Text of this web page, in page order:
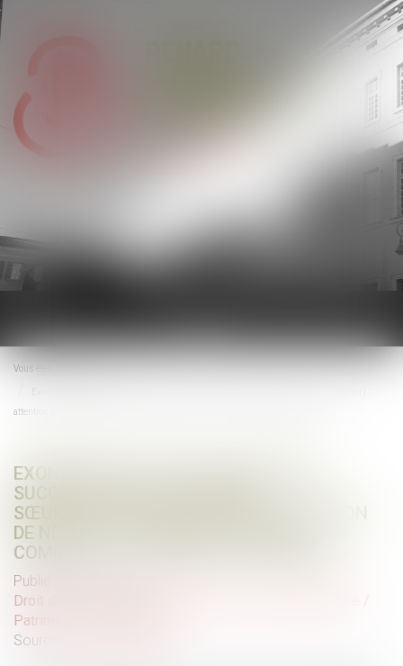
le
menu
Vous êtes ici :
attention de ne pas confondre « domicile commun » et « résidence commune »
EXONÉRATION TOTALE DE DROITS DE
SUCCESSION ENTRE FRÈRES ET
SŒURS (CGI, ART. 796-0 TER) : ATTENTION
DE NE PAS CONFONDRE « DOMICILE
COMMUN » ET « RÉSIDENCE COMMUNE »
Publié le :
Droit de la famille, des personnes et de leur patrimoine
Patrimoine et succession
Source :